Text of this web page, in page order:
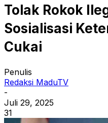
Tolak Rokok
Sosialisasi
Cukai
Penulis
Redaksi MaduTV
-
Juli 29, 2025
31